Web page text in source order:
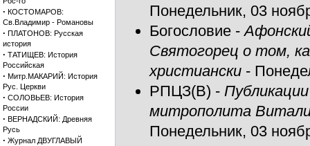
· КОСТОМАРОВ:
Св.Владимир - Романовы
· ПЛАТОНОВ: Русская
история
· ТАТИЩЕВ: История
Российская
· Митр.МАКАРИЙ: История
Рус. Церкви
· СОЛОВЬЕВ: История
России
· ВЕРНАДСКИЙ: Древняя
Русь
· Журнал ДВУГЛАВЫЙ
Понедельник, 03
Богословие -
Святогорец о том,
христиански -
РПЦЗ(В) -
митрополита
Понедельник, 03